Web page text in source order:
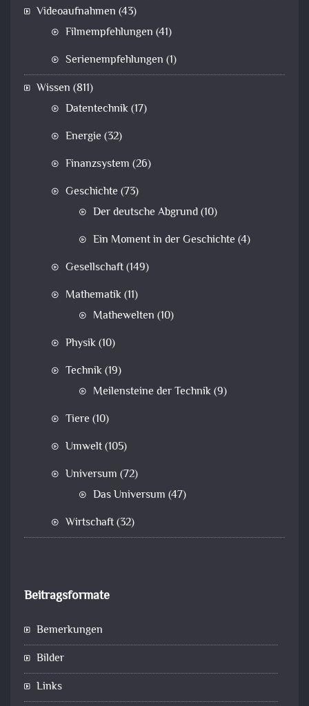
Videoaufnahmen (43)
Filmempfehlungen (41)
Serienempfehlungen (1)
Wissen (811)
Datentechnik(17)
Energie (32)
Finanzsystem (26)
Geschichte (73)
Der deutsche Abgrund(10)
Ein Moment in der Geschichte (4)
Gesellschaft(149)
Mathematik(11)
Mathewelten (10)
Physik(10)
Technik(19)
Meilensteine der Technik(9)
Tiere (10)
Umwelt(105)
Universum (72)
Das Universum (47)
Wirtschaft(32)
Beitragsformate
Bemerkungen
Bilder
Links